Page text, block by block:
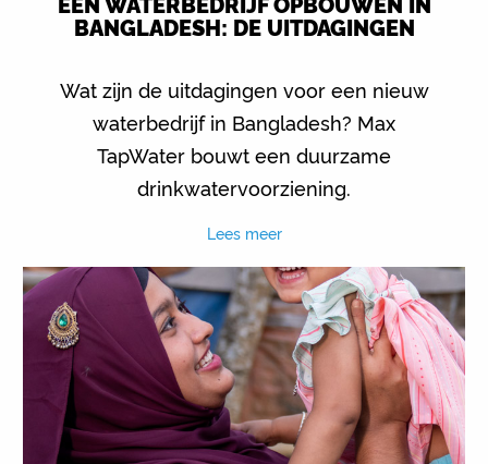
BANGLADESH: DE UITDAGINGEN
Wat zijn de uitdagingen voor een nieuw
waterbedrijf in Bangladesh? Max
TapWater bouwt een duurzame
drinkwatervoorziening.
Lees meer